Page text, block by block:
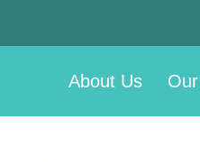
About Us